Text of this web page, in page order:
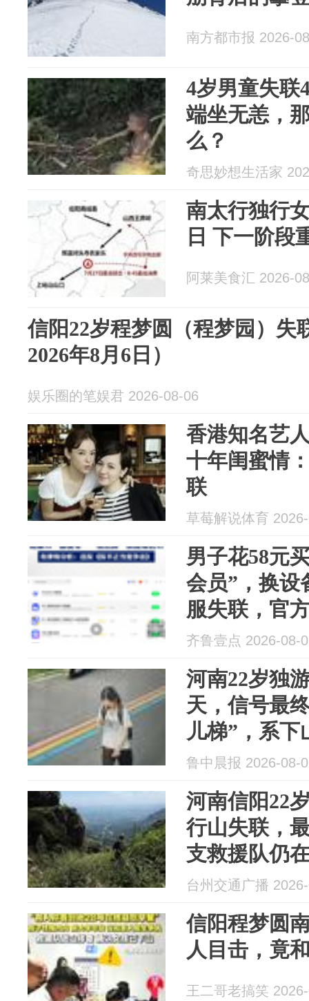
南方都市报 2026-
4岁男童失联
端坐无恙，
么？
奇思妙想生活家
南太行独行
日 下一阶段
阿莱美食汇 2026-
信阳22岁程梦圆（程梦园）失
2026年8月6日）
娱乐圈的笔娱君 2026-08-06
香港知名艺
十年闺蜜情
联
草莓解说体育
男子花58元
会员”，换设
服失联，官
没有任何付
齐鲁壹点 2026-08-
河南22岁独
天，信号最
儿梯”，系
亲：失踪当
鲁中晨报 2026-08-
河南信阳22
行山失联，
支救援队仍
号不在山林
台州交通广播
信阳程梦圆
人目击，竟
王二哥老搞笑